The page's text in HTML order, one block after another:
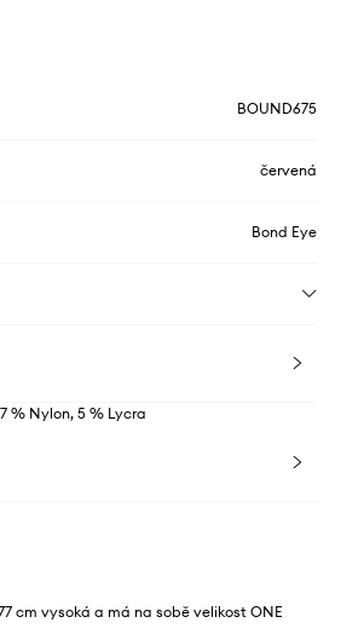
BOUND675
červená
Bond Eye
% Nylon, 5 % Lycra
cm vysoká a má na sobě velikost ONE